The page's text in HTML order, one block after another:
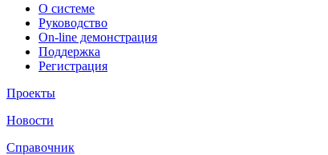
О системе
Руководство
On-line демонстрация
Поддержка
Регистрация
Проекты
Новости
Справочник